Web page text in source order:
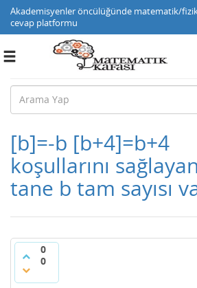
Akademisyenler öncülüğünde matematik/
cevap platformu
Toggle
[b]=-b [b+4]=b+4
koşullarını
tane b tam sayısı
0
0